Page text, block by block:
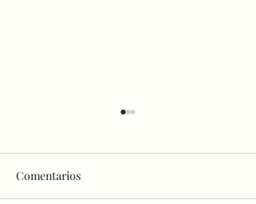
Comentarios